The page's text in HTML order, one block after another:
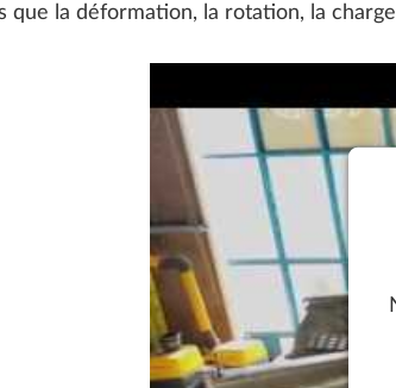
que la déformation, la rotation, la